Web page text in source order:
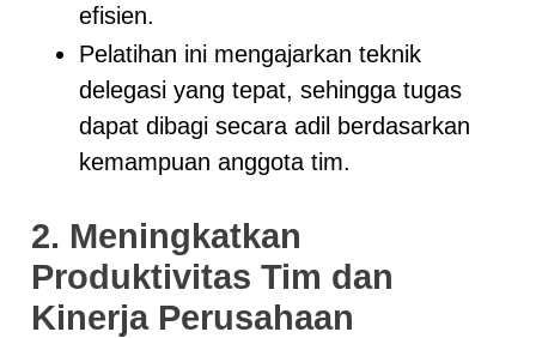
efisien.
Pelatihan ini mengajarkan teknik
delegasi yang tepat, sehingga tugas
dapat dibagi secara adil berdasarkan
kemampuan anggota tim.
2. Meningkatkan
Produktivitas Tim dan
Kinerja Perusahaan